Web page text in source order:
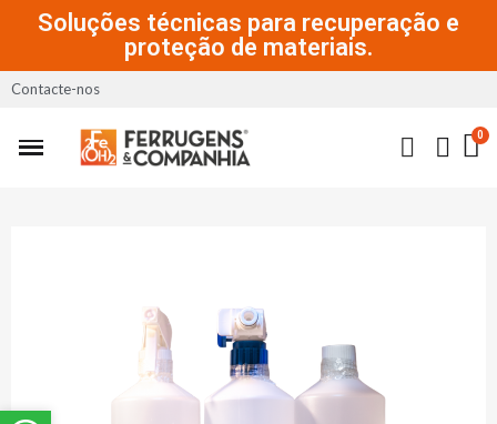
Soluções técnicas para recuperação e
proteção de materiais.
Contacte-nos